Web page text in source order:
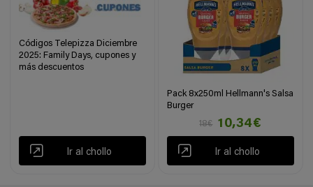
Códigos Telepizza Diciembre
2025: Family Days, cupones y
más descuentos
Ir al chollo
Pack 8x250ml Hellmann's Salsa
Burger
18€
10,34€
Ir al chollo